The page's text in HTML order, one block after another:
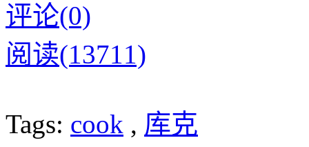
评论(0)
阅读(13711)
Tags: cook , 库克